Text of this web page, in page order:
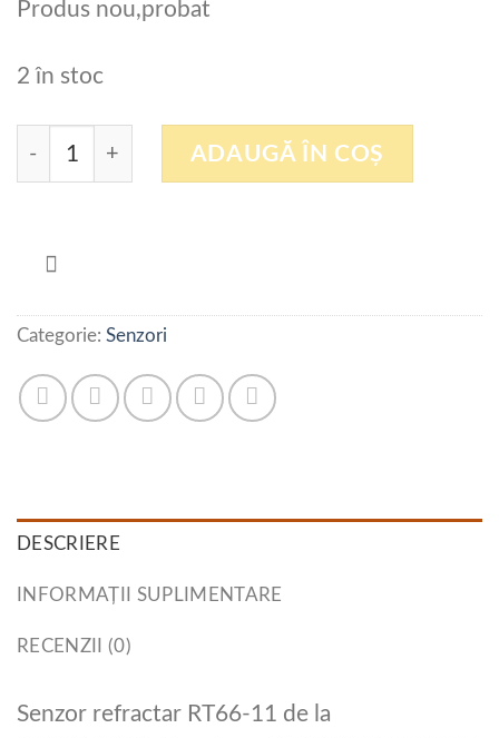
Produs nou,probat
2 în stoc
Cantitate Senzor DATALOGIC RT66-11
ADAUGĂ ÎN COȘ
Categorie: Senzori
DESCRIERE
INFORMAȚII SUPLIMENTARE
RECENZII (0)
Senzor refractar RT66-11 de la